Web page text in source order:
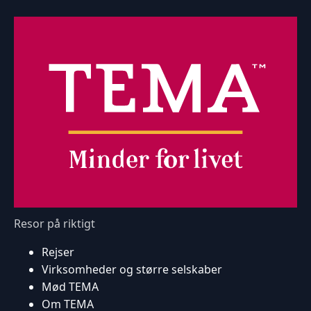
Resor på riktigt
Rejser
Virksomheder og større selskaber
Mød TEMA
Om TEMA